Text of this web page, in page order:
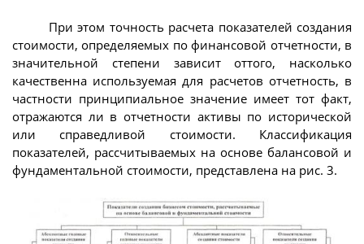
При этом точность расчета показателей создания
стоимости, определяемых по финансовой отчетности, в
значительной степени зависит оттого, насколько
качественна используемая для расчетов отчетность, в
частности принципиальное значение имеет тот факт,
отражаются ли в отчетности активы по исторической
или справедливой стоимости. Классификация
показателей, рассчитываемых на основе балансовой и
фундаментальной стоимости, представлена на рис. 3.